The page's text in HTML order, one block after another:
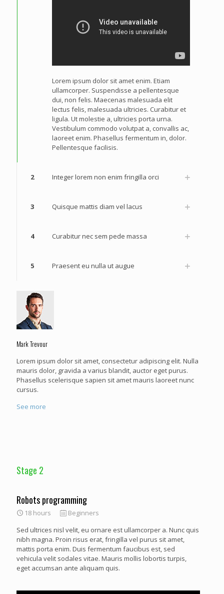
Lorem ipsum dolor sit amet enim. Etiam
ullamcorper. Suspendisse a pellentesque
dui, non felis. Maecenas malesuada elit
lectus felis, malesuada ultricies. Curabitur et
ligula. Ut molestie a, ultricies porta urna.
Vestibulum commodo volutpat a, convallis ac,
laoreet enim. Phasellus fermentum in, dolor.
Pellentesque facilisis.
2 Integer lorem non enim fringilla orci
3 Quisque mattis diam vel lacus
4 Curabitur nec sem pede massa
5 Praesent eu nulla ut augue
Mark Trevour
Lorem ipsum dolor sit amet, consectetur adipiscing elit. Nulla
mauris dolor, gravida a varius blandit, auctor eget purus.
Phasellus scelerisque sapien sit amet mauris laoreet nunc
cursus.
See more
Stage 2
Robots programming
18 hours
Beginners
Sed ultrices nisl velit, eu ornare est ullamcorper a. Nunc quis
nibh magna. Proin risus erat, fringilla vel purus sit amet,
mattis porta enim. Duis fermentum faucibus est, sed
vehicula velit sodales vitae. Mauris mollis lobortis turpis,
eget accumsan ante aliquam quis.